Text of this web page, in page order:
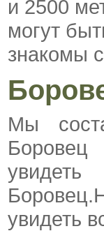
и 2500
могут
знакомы
Мы
увидеть